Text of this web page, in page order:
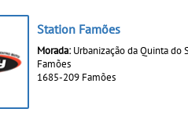
Station Famões
Morada: Urbanização da Quinta do
Famões
1685-209 Famões